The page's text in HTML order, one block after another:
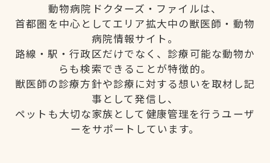
動物病院ドクターズ・ファイルは、
首都圏を中心としてエリア拡大中の獣医師・動物
病院情報サイト。
路線・駅・行政区だけでなく、診療可能な動物か
らも検索できることが特徴的。
獣医師の診療方針や診療に対する想いを取材し記
事として発信し、
ペットも大切な家族として健康管理を行うユーザ
ーをサポートしています。